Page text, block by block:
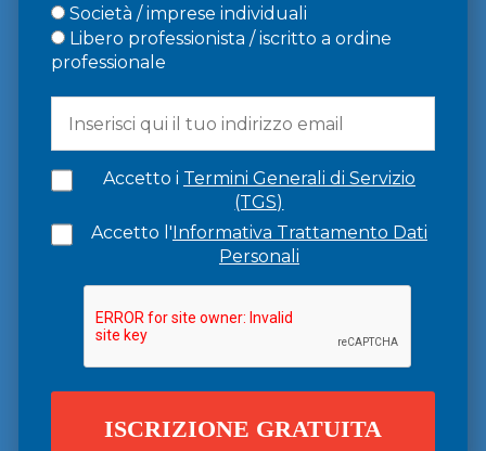
Società / imprese individuali
Libero professionista / iscritto a ordine
professionale
Accetto i Termini Generali di Servizio
(TGS)
Accetto l'Informativa Trattamento Dati
Personali